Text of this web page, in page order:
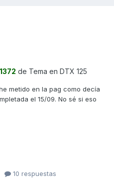
de Tema en DTX 125
metido en la pag como decía
el 15/09. No sé si eso
10 respuestas